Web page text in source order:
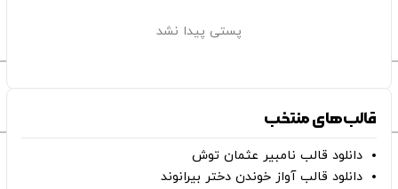
پستی پیدا نشد
قالب‌های منتخب
دانلود قالب نامبیر عثمان ‌توش
دانلود قالب آواز خوندن دختر بیرانوند